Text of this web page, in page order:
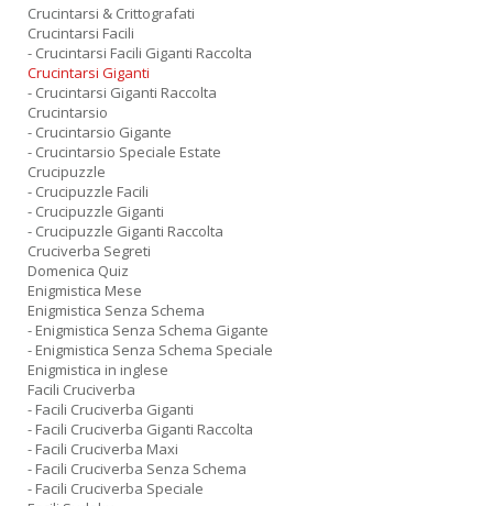
Crucintarsi & Crittografati
Crucintarsi Facili
- Crucintarsi Facili Giganti Raccolta
Crucintarsi Giganti
- Crucintarsi Giganti Raccolta
Crucintarsio
- Crucintarsio Gigante
- Crucintarsio Speciale Estate
Crucipuzzle
- Crucipuzzle Facili
- Crucipuzzle Giganti
- Crucipuzzle Giganti Raccolta
Cruciverba Segreti
Domenica Quiz
Enigmistica Mese
Enigmistica Senza Schema
- Enigmistica Senza Schema Gigante
- Enigmistica Senza Schema Speciale
Enigmistica in inglese
Facili Cruciverba
- Facili Cruciverba Giganti
- Facili Cruciverba Giganti Raccolta
- Facili Cruciverba Maxi
- Facili Cruciverba Senza Schema
- Facili Cruciverba Speciale